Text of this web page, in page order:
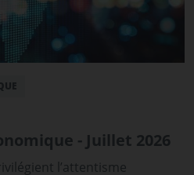
- Juillet 2026
l’attentisme